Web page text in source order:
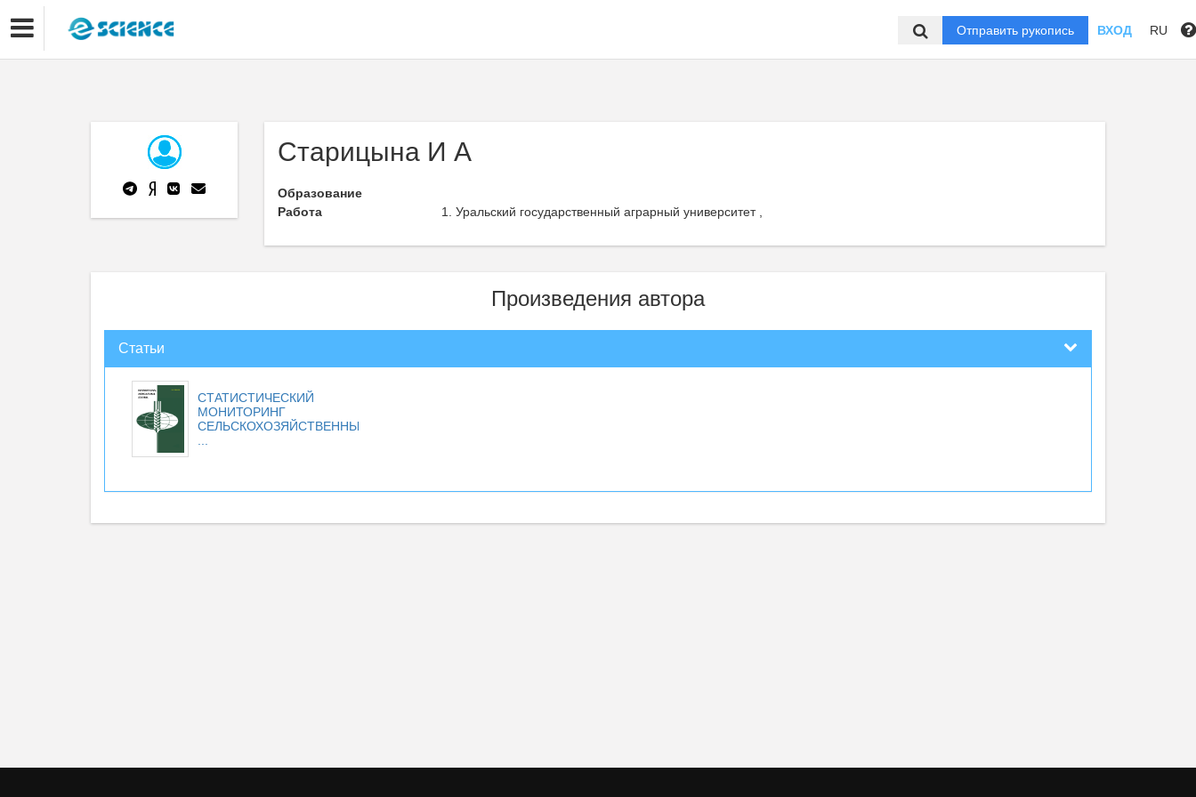
Отправить рукопись ВХОД RU
Старицына И А
Образование
Работа
Уральский государственный аграрный университет ,
Произведения автора
Статьи
СТАТИСТИЧЕСКИЙ
МОНИТОРИНГ
СЕЛЬСКОХОЗЯЙСТВЕННЫХ